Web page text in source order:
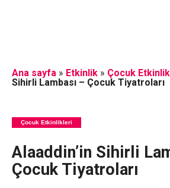
Ana sayfa» Etkinlik» Çocuk
Sihirli Lambası – Çocuk Tiyatroları
Çocuk Etkinlikleri
Alaaddin’in Sihirli
Çocuk Tiyatroları